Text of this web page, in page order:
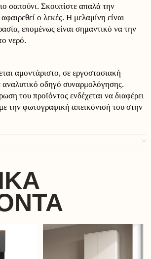
σαπούνι. Σκουπίστε απαλά την
ο λεκές. Η μελαμίνη είναι
επομένως είναι σημαντικό να την
νερό.
αμοντάριστο, σε εργοστασιακή
οδηγό συναρμολόγησης.
του προϊόντος ενδέχεται να διαφέρει
την φωτογραφική απεικόνισή του στην